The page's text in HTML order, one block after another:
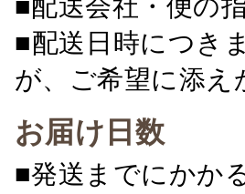
■配送日時につき
が、ご希望に添
お届け日数
■発送までにかか